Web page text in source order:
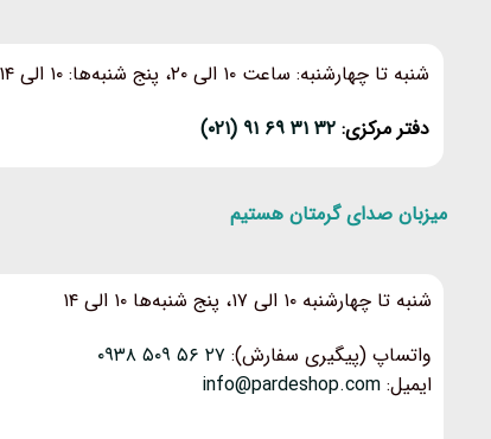
شنبه تا چهارشنبه: ساعت ۱۰ الی ۲۰، پنج شنبه‌ها: ۱۰ الی ۱۴
دفتر مرکزی:۳۲ ۳۱ ۶۹ ۹۱ (۰۲۱)
میزبان صدای گرمتان هستیم
شنبه تا چهارشنبه ۱۰ الی ۱۷، پنج شنبه‌ها ۱۰ الی ۱۴
واتساپ (پیگیری سفارش): ۲۷ ۵۶ ۵۰۹ ۰۹۳۸
ایمیل: info@pardeshop.com